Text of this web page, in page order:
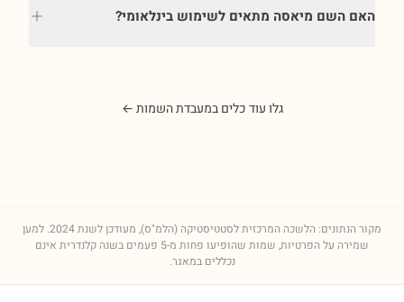
האם השם מיאסה מתאים לשימוש בינלאומי?
גלו עוד כלים במעבדת השמות ←
מקור הנתונים: הלשכה המרכזית לסטטיסטיקה (הלמ"ס), מעודכן לשנת2024. למען
שמירה על הפרטיות, שמות שהופיעו פחות מ-5 פעמים בשנה קלנדרית אינם
נכללים במאגר.